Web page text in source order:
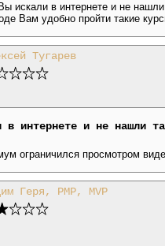
искали в интернете и не
Вам удобно пройти такие
Тугарев
в интернете и не нашли
ограничился просмотром
Геря, PMP, MVP